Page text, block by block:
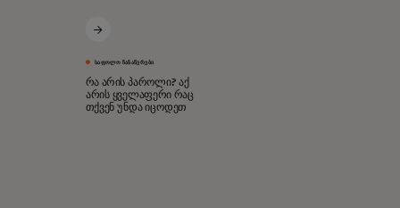
ᲡᲐᲤᲝᲚᲝ ᲩᲐᲜᲐᲬᲔᲠᲔᲑᲘ
რა არის პაროლი? აქ
არის ყველაფერი რაც
თქვენ უნდა იცოდეთ